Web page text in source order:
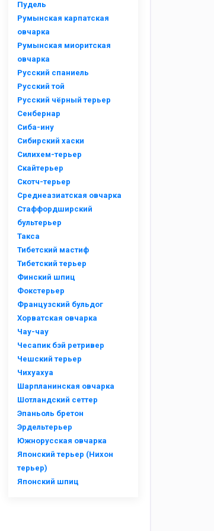
Пудель
Румынская карпатская
овчарка
Румынская миоритская
овчарка
Русский спаниель
Русский той
Русский чёрный терьер
Сенбернар
Сиба-ину
Сибирский хаски
Силихем-терьер
Скайтерьер
Скотч-терьер
Среднеазиатская овчарка
Стаффордширский
бультерьер
Такса
Тибетский мастиф
Тибетский терьер
Финский шпиц
Фокстерьер
Французский бульдог
Хорватская овчарка
Чау-чау
Чесапик бэй ретривер
Чешский терьер
Чихуахуа
Шарпланинская овчарка
Шотландский сеттер
Эпаньоль бретон
Эрдельтерьер
Южнорусская овчарка
Японский терьер (Нихон
терьер)
Японский шпиц